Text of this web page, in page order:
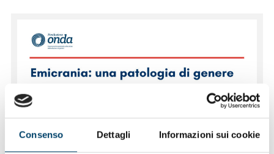
Consenso Dettagli Informazioni sui cookie